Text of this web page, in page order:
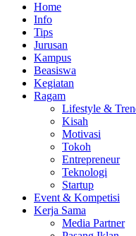
Home
Info
Tips
Jurusan
Kampus
Beasiswa
Kegiatan
Ragam
Lifestyle &
Kisah
Motivasi
Tokoh
Entrepreneur
Teknologi
Startup
Event & Kompetisi
Kerja Sama
Media Partner